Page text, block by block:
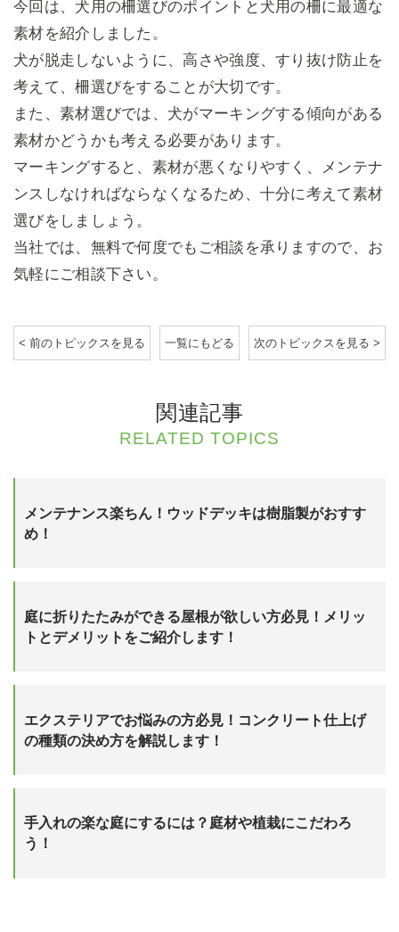
今回は、犬用の柵選びのポイントと犬用の柵に最適な
素材を紹介しました。
犬が脱走しないように、高さや強度、すり抜け防止を
考えて、柵選びをすることが大切です。
また、素材選びでは、犬がマーキングする傾向がある
素材かどうかも考える必要があります。
マーキングすると、素材が悪くなりやすく、メンテナ
ンスしなければならなくなるため、十分に考えて素材
選びをしましょう。
当社では、無料で何度でもご相談を承りますので、お
気軽にご相談下さい。
< 前のトピックスを見る 一覧にもどる 次のトピックスを見る >
関連記事
RELATED TOPICS
メンテナンス楽ちん！ウッドデッキは樹脂製がおすす
め！
庭に折りたたみができる屋根が欲しい方必見！メリッ
トとデメリットをご紹介します！
エクステリアでお悩みの方必見！コンクリート仕上げ
の種類の決め方を解説します！
手入れの楽な庭にするには？庭材や植栽にこだわろ
う！